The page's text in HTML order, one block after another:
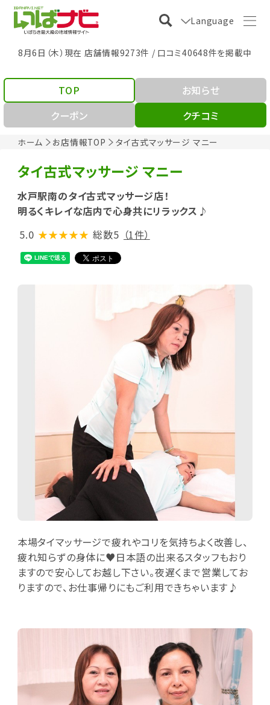
Language
8月6日（木）現在 店舗情報9273件 / 口コミ40648件を掲載中
ホーム お店情報TOP タイ古式マッサージ マニー
TOP
お知らせ
クーポン
クチコミ
タイ古式マッサージ マニー
水戸駅南のタイ古式マッサージ店！
明るくキレイな店内で心身共にリラックス♪
5.0 ★★★★★ 総数5 （1件）
本場タイマッサージで疲れやコリを気持ちよく改善し、
疲れ知らずの身体に♥日本語の出来るスタッフもおり
ますので安心してお越し下さい。夜遅くまで営業してお
りますので、お仕事帰りにもご利用できちゃいます♪